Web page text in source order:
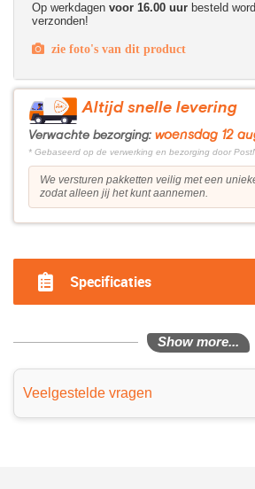
Op werkdagen voor 16.00 uur besteld
verzonden!
zie foto's van dit product
Altijd snelle levering
Verwachte bezorging: woensdag 12
* Gebaseerd op de verwerking en bezorging door
We versturen pakketten veilig met een
zodat alleen jij het kunt aannemen.
Specificaties
Show more...
Veelgestelde vragen